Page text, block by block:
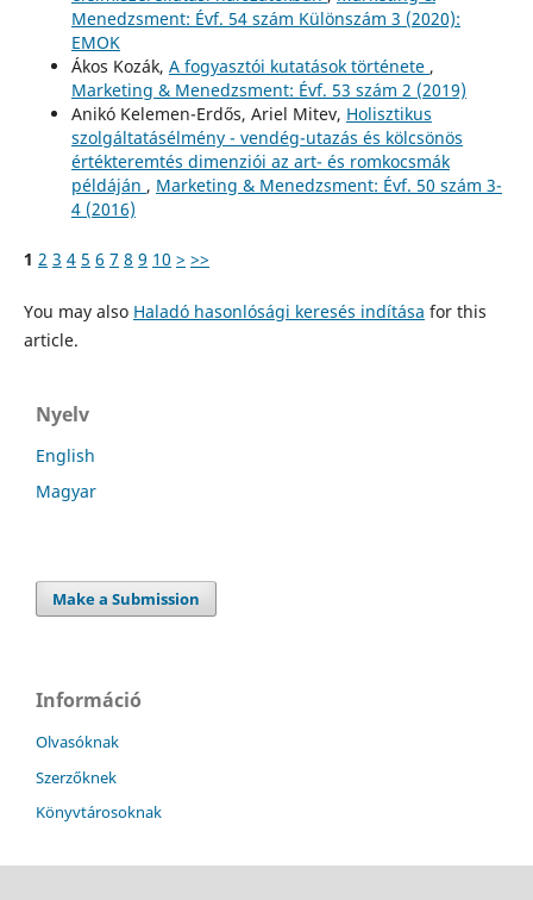
Menedzsment: Évf. 54 szám Különszám 3 (2020):
EMOK
Ákos Kozák, A fogyasztói kutatások története ,
Marketing & Menedzsment: Évf. 53 szám 2 (2019)
Anikó Kelemen-Erdős, Ariel Mitev, Holisztikus
szolgáltatásélmény - vendég-utazás és kölcsönös
értékteremtés dimenziói az art- és romkocsmák
példáján , Marketing & Menedzsment: Évf. 50 szám 3-
4 (2016)
1 2 3 4 5 6 7 8 9 10 > >>
You may also Haladó hasonlósági keresés indítása for this
article.
Nyelv
English
Magyar
Make a Submission
Információ
Olvasóknak
Szerzőknek
Könyvtárosoknak